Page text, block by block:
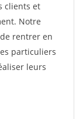
clients et
Notre
rentrer en
particuliers
leurs